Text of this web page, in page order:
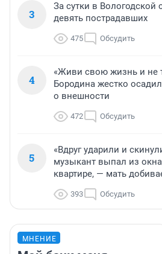
3
За сутки в Вологодской
девять пострадавших
475 Обсудить
4
«Живи свою жизнь и не
Бородина жестко
о внешности
472 Обсудить
5
«Вдруг ударили и
музыкант выпал из
квартире, — мать
393 Обсудить
МНЕНИЕ